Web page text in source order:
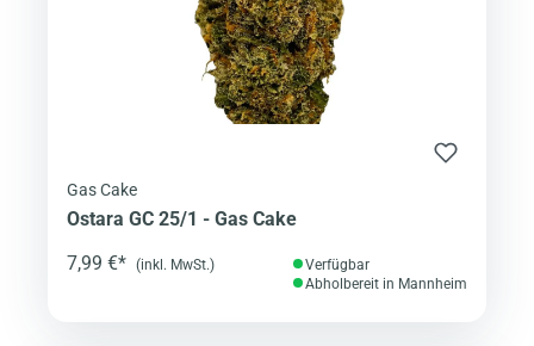
Gas Cake
Ostara GC 25/1 - Gas Cake
7,99 €* (inkl. MwSt.)
Verfügbar
Abholbereit in Mannheim